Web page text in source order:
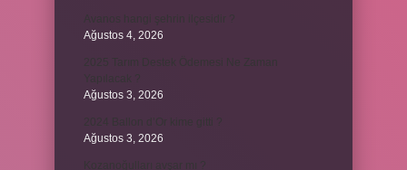
Ağustos 4, 2026
Ağustos 3, 2026
Ağustos 3, 2026